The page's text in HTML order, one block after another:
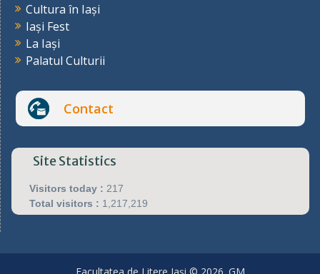
Cultura în Iași
Iași Fest
La Iași
Palatul Culturii
Contact
Site Statistics
Visitors today : 217
Total visitors : 1,217,219